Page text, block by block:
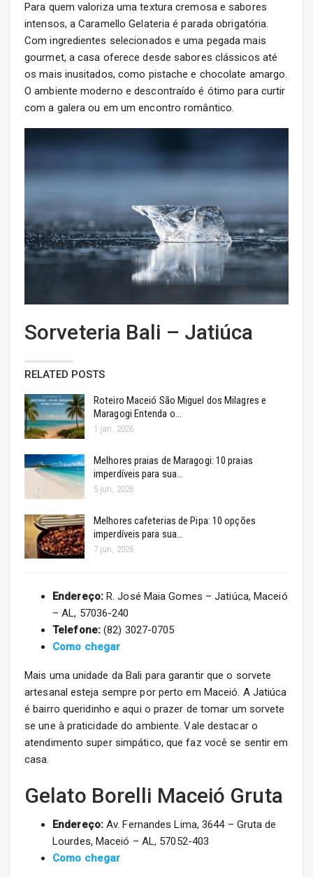
Para quem valoriza uma textura cremosa e sabores
intensos, a Caramello Gelateria é parada obrigatória.
Com ingredientes selecionados e uma pegada mais
gourmet, a casa oferece desde sabores clássicos até
os mais inusitados, como pistache e chocolate amargo.
O ambiente moderno e descontraído é ótimo para curtir
com a galera ou em um encontro romântico.
Sorveteria Bali – Jatiúca
RELATED POSTS
Roteiro Maceió São Miguel dos Milagres e
Maragogi Entenda o…
1 jan, 2026
Melhores praias de Maragogi: 10 praias
imperdíveis para sua…
5 jun, 2026
Melhores cafeterias de Pipa: 10 opções
imperdíveis para sua…
7 jun, 2026
Endereço:R. José Maia Gomes – Jatiúca, Maceió
– AL, 57036-240
Telefone:(82) 3027-0705
Como chegar
Mais uma unidade da Bali para garantir que o sorvete
artesanal esteja sempre por perto em Maceió. A Jatiúca
é bairro queridinho e aqui o prazer de tomar um sorvete
se une à praticidade do ambiente. Vale destacar o
atendimento super simpático, que faz você se sentir em
casa.
Gelato Borelli Maceió Gruta
Endereço:Av. Fernandes Lima, 3644 – Gruta de
Lourdes, Maceió – AL, 57052-403
Como chegar